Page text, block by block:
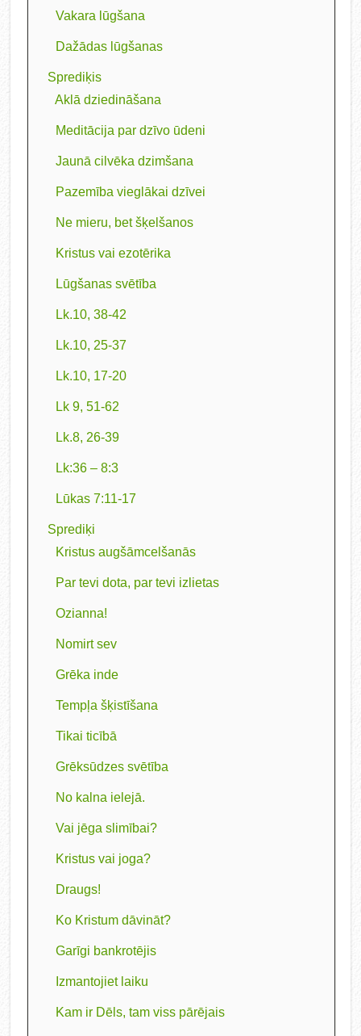
Vakara lūgšana
Dažādas lūgšanas
Sprediķis
Aklā dziedināšana
Meditācija par dzīvo ūdeni
Jaunā cilvēka dzimšana
Pazemība vieglākai dzīvei
Ne mieru, bet šķelšanos
Kristus vai ezotērika
Lūgšanas svētība
Lk.10, 38-42
Lk.10, 25-37
Lk.10, 17-20
Lk 9, 51-62
Lk.8, 26-39
Lk:36 – 8:3
Lūkas 7:11-17
Sprediķi
Kristus augšāmcelšanās
Par tevi dota, par tevi izlietas
Ozianna!
Nomirt sev
Grēka inde
Tempļa šķistīšana
Tikai ticībā
Grēksūdzes svētība
No kalna ielejā.
Vai jēga slimībai?
Kristus vai joga?
Draugs!
Ko Kristum dāvināt?
Garīgi bankrotējis
Izmantojiet laiku
Kam ir Dēls, tam viss pārējais